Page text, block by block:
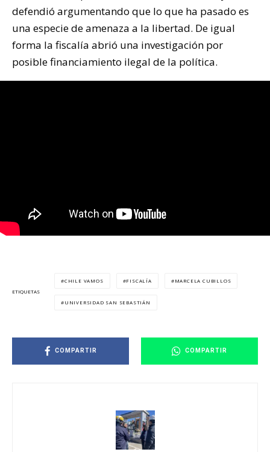
defendió argumentando que lo que ha pasado es
una especie de amenaza a la libertad. De igual
forma la fiscalía abrió una investigación por
posible financiamiento ilegal de la política.
ETIQUETAS
CHILE VAMOS FISCALÍA MARCELA CUBILLOS
UNIVERSIDAD SAN SEBASTIÁN
COMPARTIR COMPARTIR